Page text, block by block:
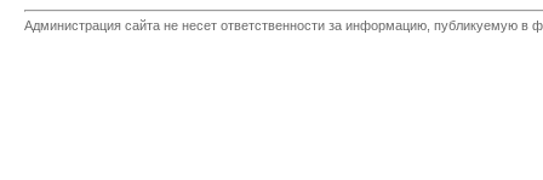
Администрация сайта не несет ответственности за информацию, публикуемую